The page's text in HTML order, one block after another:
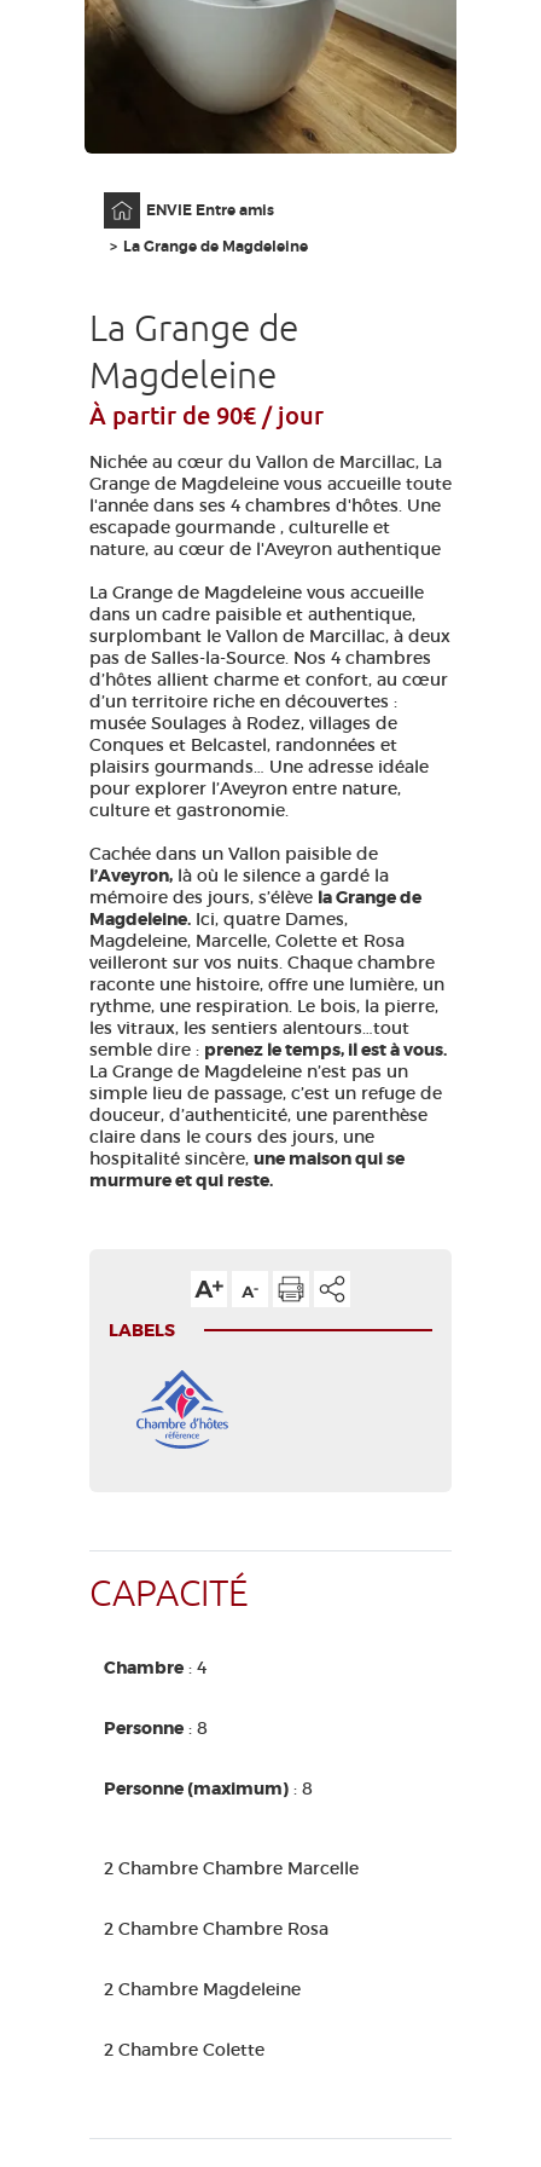
MA SÉLECTION
FR
ENVIE Entre amis
La Grange de Magdeleine
La Grange de
Magdeleine
À partir de 90€ / jour
Nichée au cœur du Vallon de Marcillac, La
Grange de Magdeleine vous accueille toute
l'année dans ses 4 chambres d'hôtes. Une
escapade gourmande , culturelle et
nature, au cœur de l'Aveyron authentique
La Grange de Magdeleine vous accueille
dans un cadre paisible et authentique,
surplombant le Vallon de Marcillac, à deux
pas de Salles-la-Source. Nos 4 chambres
d’hôtes allient charme et confort, au cœur
d’un territoire riche en découvertes :
musée Soulages à Rodez, villages de
Conques et Belcastel, randonnées et
plaisirs gourmands… Une adresse idéale
pour explorer l’Aveyron entre nature,
culture et gastronomie.
Cachée dans un Vallon paisible de
l’Aveyron, là où le silence a gardé la
mémoire des jours, s’élève la Grange de
Magdeleine. Ici, quatre Dames,
Magdeleine, Marcelle, Colette et Rosa
veilleront sur vos nuits. Chaque chambre
raconte une histoire, offre une lumière, un
rythme, une respiration. Le bois, la pierre,
les vitraux, les sentiers alentours…tout
semble dire : prenez le temps, il est à vous.
La Grange de Magdeleine n’est pas un
simple lieu de passage, c’est un refuge de
douceur, d’authenticité, une parenthèse
claire dans le cours des jours, une
hospitalité sincère, une maison qui se
murmure et qui reste.
LABELS
CAPACITÉ
Chambre : 4
Personne : 8
Personne (maximum) : 8
2 Chambre Chambre Marcelle
2 Chambre Chambre Rosa
2 Chambre Magdeleine
2 Chambre Colette